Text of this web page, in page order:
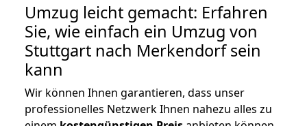
Umzug leicht gemacht: Erfahren
Sie, wie einfach ein Umzug von
Stuttgart nach Merkendorf sein
kann
Wir können Ihnen garantieren, dass unser
professionelles Netzwerk Ihnen nahezu alles zu